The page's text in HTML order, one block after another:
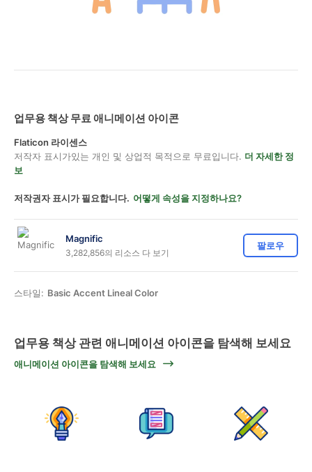
업무용 책상 무료 애니메이션 아이콘
Flaticon 라이센스
저작자 표시가있는 개인 및 상업적 목적으로 무료입니다. 더 자세한 정
보
저작권자 표시가 필요합니다. 어떻게 속성을 지정하나요?
Magnific
3,282,856의 리소스 다 보기
팔로우
스타일: Basic Accent Lineal Color
업무용 책상 관련 애니메이션 아이콘을 탐색해 보세요
애니메이션 아이콘을 탐색해 보세요